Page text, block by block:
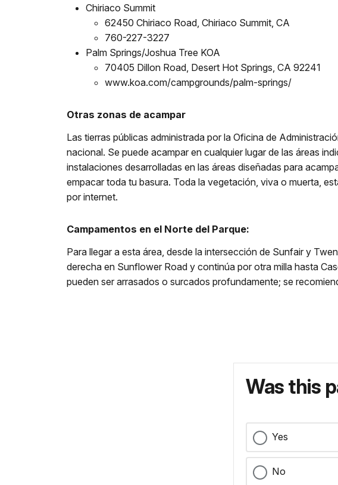
Chiriaco Summit
62450 Chiriaco Road, Chiriaco Summit, CA
760-227-3227
Palm Springs/Joshua Tree KOA
70405 Dillon Road, Desert Hot Springs, CA 92241
www.koa.com/campgrounds/palm-springs/
Otras zonas de acampar
Las tierras públicas administrada por la Oficina de
nacional. Se puede acampar en cualquier lugar de las áreas
instalaciones desarrolladas en las áreas diseñadas para
empacar toda tu basura. Toda la vegetación, viva o muerta,
por internet.
Campamentos en el Norte del Parque:
Para llegar a esta área, desde la intersección de Sunfair y
derecha en Sunflower Road y continúa por otra milla hasta
pueden ser arrasados o surcados profundamente; se
Was this
Yes
No